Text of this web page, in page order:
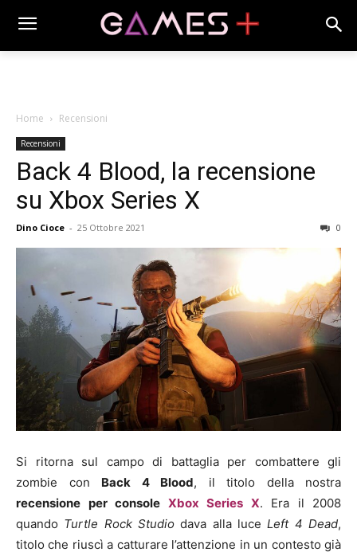
Home Recensioni
Recensioni
Back 4 Blood, la recensione
su Xbox Series X
Dino Cioce - 25 Ottobre 2021 0
Si ritorna sul campo di battaglia per combattere gli
zombie con Back 4 Blood, il titolo della nostra
recensione per console Xbox Series X. Era il 2008
quando Turtle Rock Studio dava alla luceLeft 4 Dead,
titolo che riuscì a catturare l’attenzione in un contesto già